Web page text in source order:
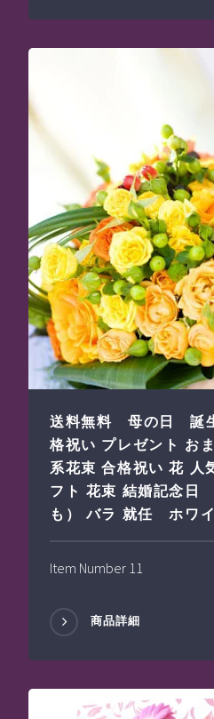
送料無料 母の日 誕
格祝い プレゼント お
系花束 合格祝い 花 人
フト 花束 結婚記念日
も） バラ 就任 ホワ
Item Number 11
商品詳細